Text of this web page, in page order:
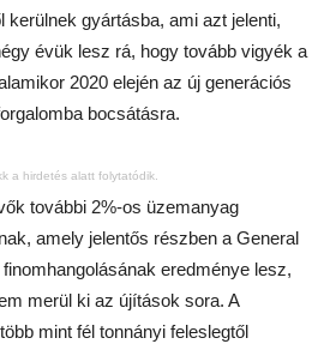
kerülnek gyártásba, ami azt jelenti,
évük lesz rá, hogy tovább vigyék a
2020 elején az új generációs
bocsátásra.
a hirdetés alatt folytatódik.
további 2%-os üzemanyag
amely jelentős részben a General
eredménye lesz,
merül ki az újítások sora. A
mint fél tonnányi feleslegtől